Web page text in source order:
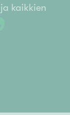
kaikkien